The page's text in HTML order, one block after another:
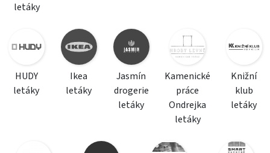
letáky
HUDY
letáky
Ikea
letáky
Jasmín
drogerie
letáky
Kamenické
práce
Ondrejka
letáky
Knižní
klub
letáky